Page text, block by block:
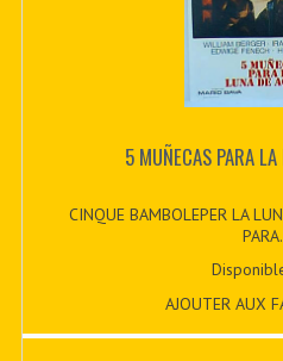
5 MUÑECAS PARA
CINQUE BAMBOLEPER LA
AJOUTER AUX